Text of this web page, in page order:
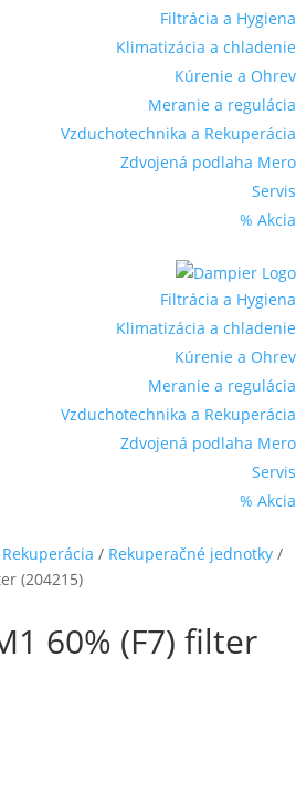
Filtrácia a Hygiena
Klimatizácia a chladenie
Kúrenie a Ohrev
Meranie a regulácia
Vzduchotechnika a Rekuperácia
Zdvojená podlaha Mero
Servis
% Akcia
Filtrácia a Hygiena
Klimatizácia a chladenie
Kúrenie a Ohrev
Meranie a regulácia
Vzduchotechnika a Rekuperácia
Zdvojená podlaha Mero
Servis
% Akcia
/ Rekuperačné jednotky /
(204215)
60% (F7) filter